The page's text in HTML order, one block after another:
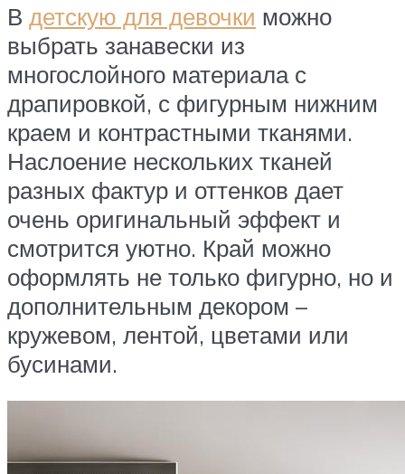
В детскую для девочки можно
выбрать занавески из
многослойного материала с
драпировкой, с фигурным нижним
краем и контрастными тканями.
Наслоение нескольких тканей
разных фактур и оттенков дает
очень оригинальный эффект и
смотрится уютно. Край можно
оформлять не только фигурно, но и
дополнительным декором –
кружевом, лентой, цветами или
бусинами.